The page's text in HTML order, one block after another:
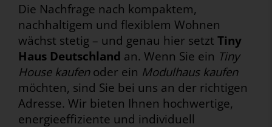
Die Nachfrage nach kompaktem,
nachhaltigem und flexiblem Wohnen
wächst stetig – und genau hier setzt Tiny
Haus Deutschland an. Wenn Sie ein Tiny
House kaufenoder ein Modulhaus kaufen
möchten, sind Sie bei uns an der richtigen
Adresse. Wir bieten Ihnen hochwertige,
energieeffiziente und individuell